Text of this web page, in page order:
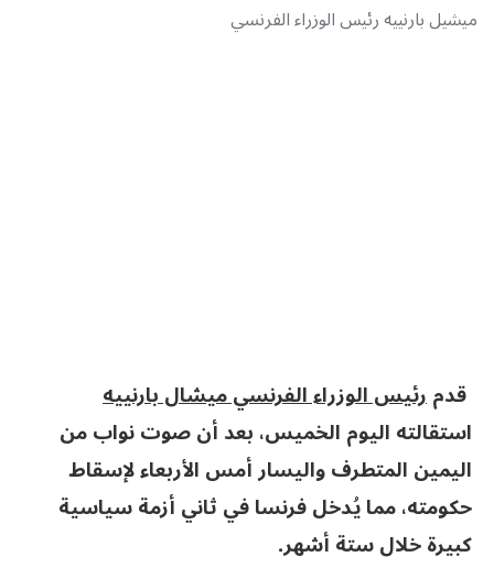
ميشيل بارنييه رئيس الوزراء الفرنسي
قدمرئيس الوزراء الفرنسي ميشال بارنييه
استقالته اليوم الخميس، بعد أن صوت نواب من
اليمين المتطرف واليسار أمس الأربعاء لإسقاط
حكومته، مما يُدخل فرنسا في ثاني أزمة سياسية
كبيرة خلال ستة أشهر.